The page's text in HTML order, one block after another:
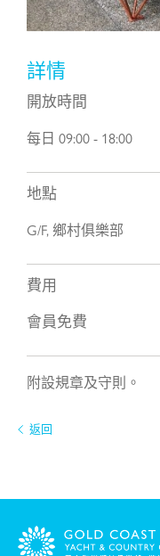
詳情
開放時間
每日 09:00 - 18:00
地點
G/F, 鄉村俱樂部
費用
會員免費
附設規章及守則。
返回
電話號碼: